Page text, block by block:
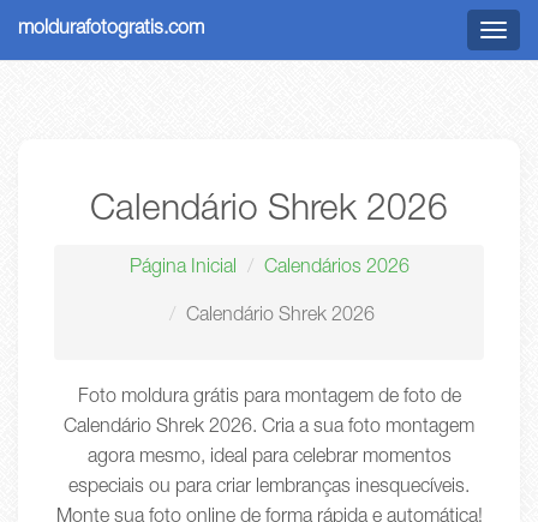
Menu
moldurafotogratis.com
Calendário Shrek 2026
Página Inicial Calendários 2026
Calendário Shrek 2026
Foto moldura grátis para montagem de foto de
Calendário Shrek 2026. Cria a sua foto montagem
agora mesmo, ideal para celebrar momentos
especiais ou para criar lembranças inesquecíveis.